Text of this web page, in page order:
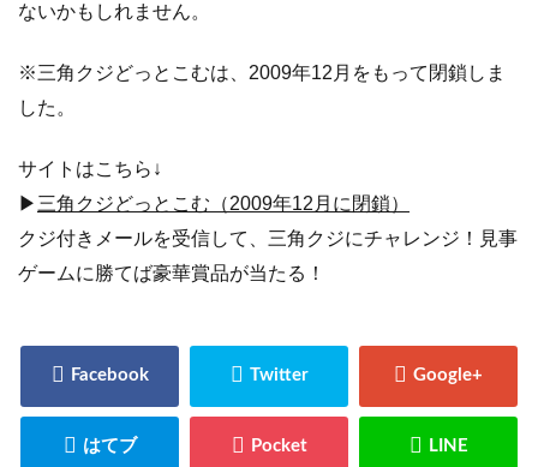
ないかもしれません。
※三角クジどっとこむは、2009年12月をもって閉鎖しま
した。
サイトはこちら↓
▶ 三角クジどっとこむ（2009年12月に閉鎖）
クジ付きメールを受信して、三角クジにチャレンジ！見事
ゲームに勝てば豪華賞品が当たる！